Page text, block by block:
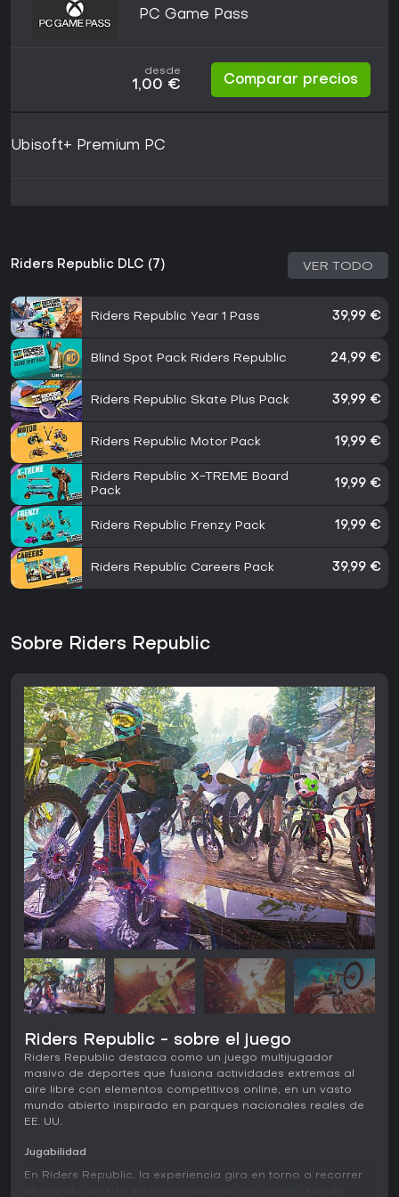
PC Game Pass
desde
1,00 € Comparar precios
Ubisoft+ Premium PC
Riders Republic DLC (7) VER TODO
Riders Republic Year 1 Pass 39,99 €
Blind Spot Pack Riders Republic 24,99 €
Riders Republic Skate Plus Pack 39,99 €
Riders Republic Motor Pack 19,99 €
Riders Republic X-TREME Board
Pack
19,99 €
Riders Republic Frenzy Pack 19,99 €
Riders Republic Careers Pack 39,99 €
Sobre Riders Republic
Riders Republic - sobre el juego
Riders Republic destaca como un juego multijugador
masivo de deportes que fusiona actividades extremas al
aire libre con elementos competitivos online, en un vasto
mundo abierto inspirado en parques nacionales reales de
EE. UU.
Jugabilidad
En Riders Republic, la experiencia gira en torno a recorrer